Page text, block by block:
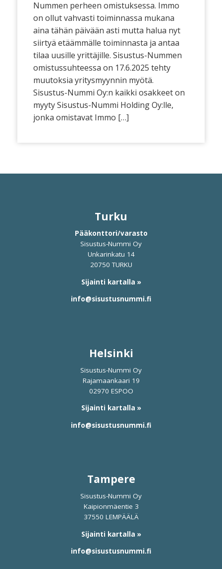
Nummen perheen omistuksessa. Immo
on ollut vahvasti toiminnassa mukana
aina tähän päivään asti mutta halua nyt
siirtyä etäämmälle toiminnasta ja antaa
tilaa uusille yrittäjille. Sisustus-Nummen
omistussuhteessa on 17.6.2025 tehty
muutoksia yritysmyynnin myötä.
Sisustus-Nummi Oy:n kaikki osakkeet on
myyty Sisustus-Nummi Holding Oy:lle,
jonka omistavat Immo […]
Turku
Pääkonttori/varasto
Sisustus-Nummi Oy
Unkarinkatu 14
20750 TURKU
Sijainti kartalla »
info@sisustusnummi.fi
Helsinki
Sisustus-Nummi Oy
Rajamaankaari 19
02970 ESPOO
Sijainti kartalla »
info@sisustusnummi.fi
Tampere
Sisustus-Nummi Oy
Kaipionmäentie 3
37550 LEMPÄÄLÄ
Sijainti kartalla »
info@sisustusnummi.fi